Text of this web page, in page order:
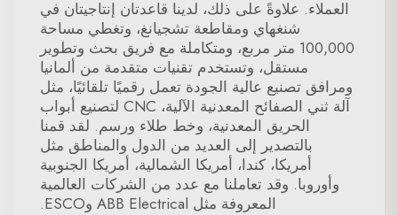
العملاء. علاوةً على ذلك، لدينا قاعدتان إنتاجيتان في
شنغهاي ومقاطعة تشجيانغ، وتغطي مساحة
100,000 متر مربع، ومتكاملة مع فريق بحث وتطوير
مستقل، وتستخدم تقنيات متقدمة من ألمانيا
ومرافق تصنيع عالية الجودة تعمل رقميًا تلقائيًا، مثل
آلة ثني الصفائح المعدنية الآلية، CNC لتصنيع أبواب
الحريق المعدنية، وخط طلاء ورسم. لقد قمنا
بالتصدير إلى العديد من الدول والمناطق مثل
أمريكا، كندا، أمريكا الشمالية، أمريكا الجنوبية
وأوروبا. وقد تعاملنا مع عدد من الشركات العالمية
المعروفة مثل ABB Electrical وESCO.